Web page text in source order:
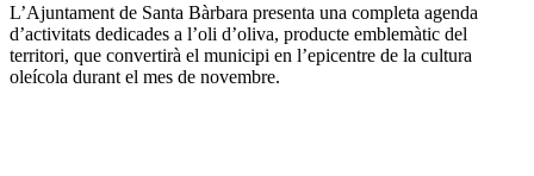
L’Ajuntament de Santa Bàrbara presenta una completa agenda
d’activitats dedicades a l’oli d’oliva, producte emblemàtic del
territori, que convertirà el municipi en l’epicentre de la cultura
oleícola durant el mes de novembre.